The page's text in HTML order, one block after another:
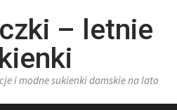
– letnie
i modne sukienki damskie na lato